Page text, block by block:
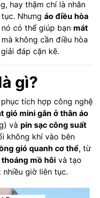
hay thậm chí là nhân
Nhưng áo điều hòa
có thể giúp bạn mát
không cần điều hòa
đáp cặn kẽ.
gì?
tích hợp công nghệ
gió mini gắn ở thân áo
và pin sạc công suất
không khí vào bên
gió quanh cơ thể, từ
mồ hôi và tạo
giờ liên tục.